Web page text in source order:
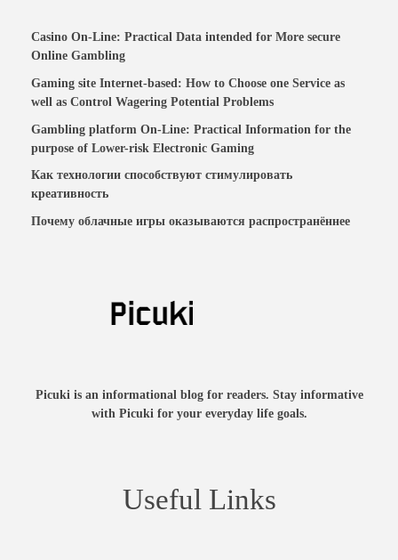
Casino On-Line: Practical Data intended for More secure
Online Gambling
Gaming site Internet-based: How to Choose one Service as
well as Control Wagering Potential Problems
Gambling platform On-Line: Practical Information for the
purpose of Lower-risk Electronic Gaming
Как технологии способствуют стимулировать
креативность
Почему облачные игры оказываются распространённее
Picuki is an informational blog for readers. Stay informative
with Picuki for your everyday life goals.
Useful Links